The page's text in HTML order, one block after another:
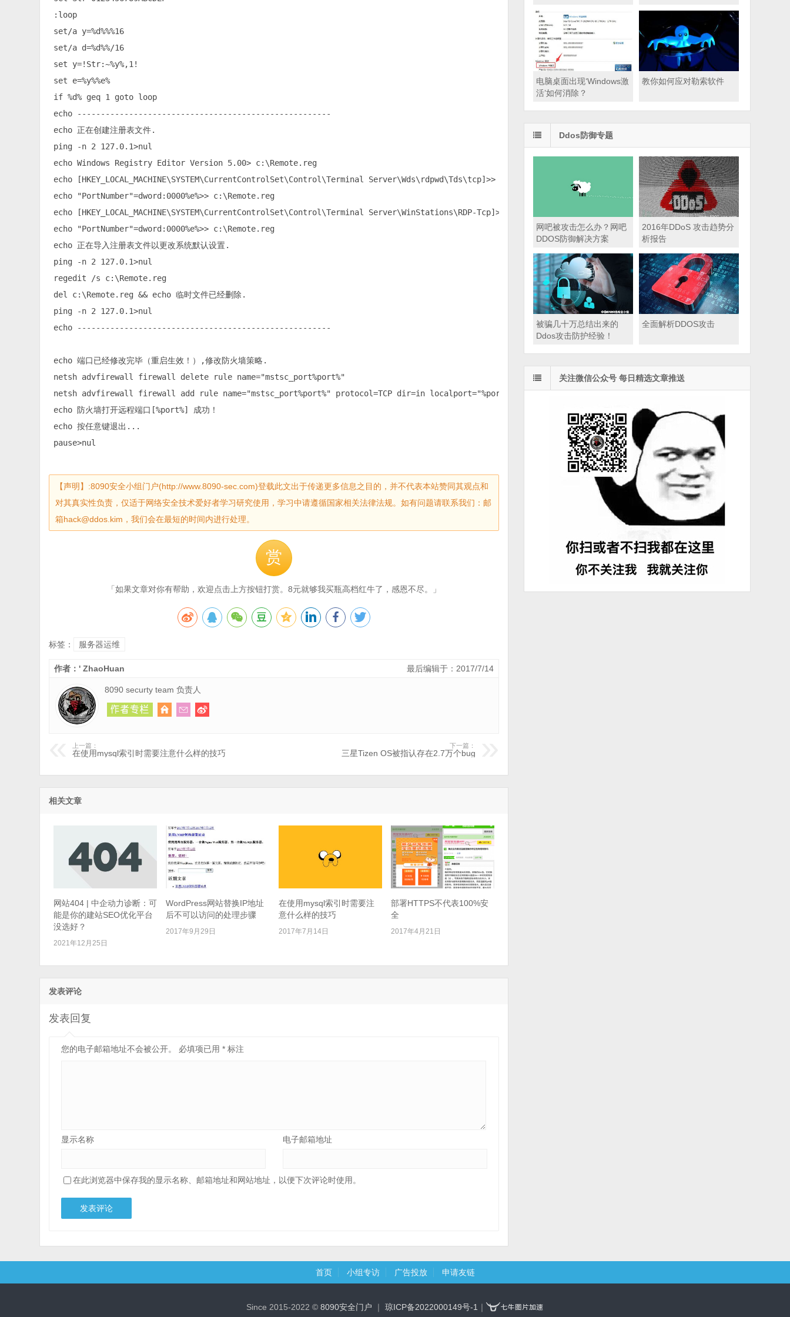
:loop
set/a y=%d%%%16
set/a d=%d%%/16
set y=!Str:~%y%,1!
set e=%y%%e%
if %d% geq 1 goto loop
echo ------------------------------------------------------
echo 正在创建注册表文件.
ping -n 2 127.0.1>nul
echo Windows Registry Editor Version 5.00> c:\Remote.reg
echo [HKEY_LOCAL_MACHINE\SYSTEM\CurrentControlSet\Control\Terminal Server\Wds\rdpwd\Tds\tcp]>> c:\Remote.reg
echo "PortNumber"=dword:0000%e%>> c:\Remote.reg
echo [HKEY_LOCAL_MACHINE\SYSTEM\CurrentControlSet\Control\Terminal Server\WinStations\RDP-Tcp]>> c:\Remote.reg
echo "PortNumber"=dword:0000%e%>> c:\Remote.reg
echo 正在导入注册表文件以更改系统默认设置.
ping -n 2 127.0.1>nul
regedit /s c:\Remote.reg
del c:\Remote.reg && echo 临时文件已经删除.
ping -n 2 127.0.1>nul
echo ------------------------------------------------------
echo 端口已经修改完毕（重启生效！）,修改防火墙策略.
netsh advfirewall firewall delete rule name="mstsc_port%port%"
netsh advfirewall firewall add rule name="mstsc_port%port%" protocol=TCP dir=in localport="%port%" action=allow remoteip=
echo 防火墙打开远程端口[%port%] 成功！
echo 按任意键退出...
pause>nul
【声明】:8090安全小组门户(http://www.8090-sec.com)登载此文出于传递更多信息之目的，并不代表本站赞同其观点和
对其真实性负责，仅适于网络安全技术爱好者学习研究使用，学习中请遵循国家相关法律法规。如有问题请联系我们：邮
箱hack@ddos.kim，我们会在最短的时间内进行处理。
赏
「如果文章对你有帮助，欢迎点击上方按钮打赏。8元就够我买瓶高档红牛了，感恩不尽。」
标签： 服务器运维
最后编辑于：2017/7/14
作者：' ZhaoHuan
8090 securty team 负责人
上一篇：
在使用mysql索引时需要注意什么样的技巧
下一篇：
三星Tizen OS被指认存在2.7万个bug
相关文章
网站404 | 中企动力诊断：可
能是你的建站SEO优化平台
没选好？
2021年12月25日
WordPress网站替换IP地址
后不可以访问的处理步骤
2017年9月29日
在使用mysql索引时需要注
意什么样的技巧
2017年7月14日
部署HTTPS不代表100%安
全
2017年4月21日
发表评论
发表回复
您的电子邮箱地址不会被公开。 必填项已用* 标注
显示名称 电子邮箱地址
在此浏览器中保存我的显示名称、邮箱地址和网站地址，以便下次评论时使用。
电脑桌面出现‘Windows激
活’如何消除？
教你如何应对勒索软件
Ddos防御专题
网吧被攻击怎么办？网吧
DDOS防御解决方案
2016年DDoS 攻击趋势分
析报告
被骗几十万总结出来的
Ddos攻击防护经验！
全面解析DDOS攻击
关注微信公众号 每日精选文章推送
首页 小组专访 广告投放 申请友链
Since 2015-2022 © 8090安全门户 ｜ 琼ICP备2022000149号-1 ｜